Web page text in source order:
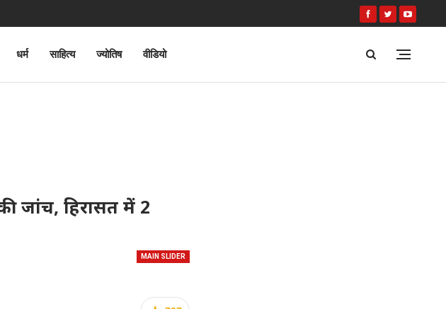
धर्म साहित्य ज्योतिष वीडियो
जांच, हिरासत में 2
MAIN SLIDER